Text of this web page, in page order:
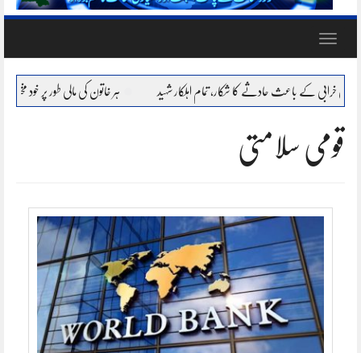
Toggle
کے باعث حادثے کا شکار، تمام اہلکار شہید ہر خاتون کی مالی طور پر خود مختار، بااحتیار
قومی سلامتی